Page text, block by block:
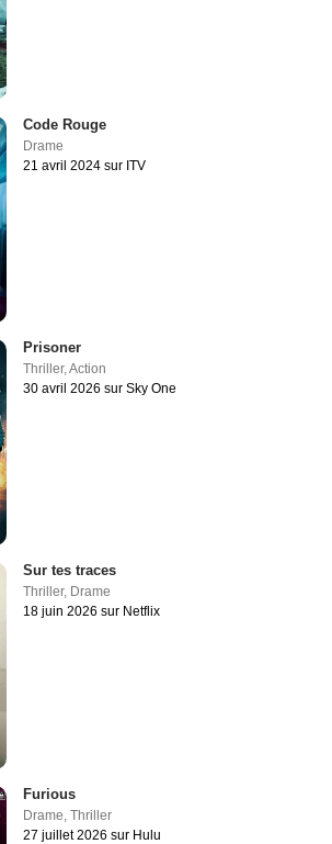
Code Rouge
Drame
21 avril 2024 sur ITV
Prisoner
Thriller,Action
30 avril 2026 sur Sky One
Sur tes traces
Thriller, Drame
18 juin 2026 sur Netflix
Furious
Drame ,Thriller
27 juillet 2026 sur Hulu